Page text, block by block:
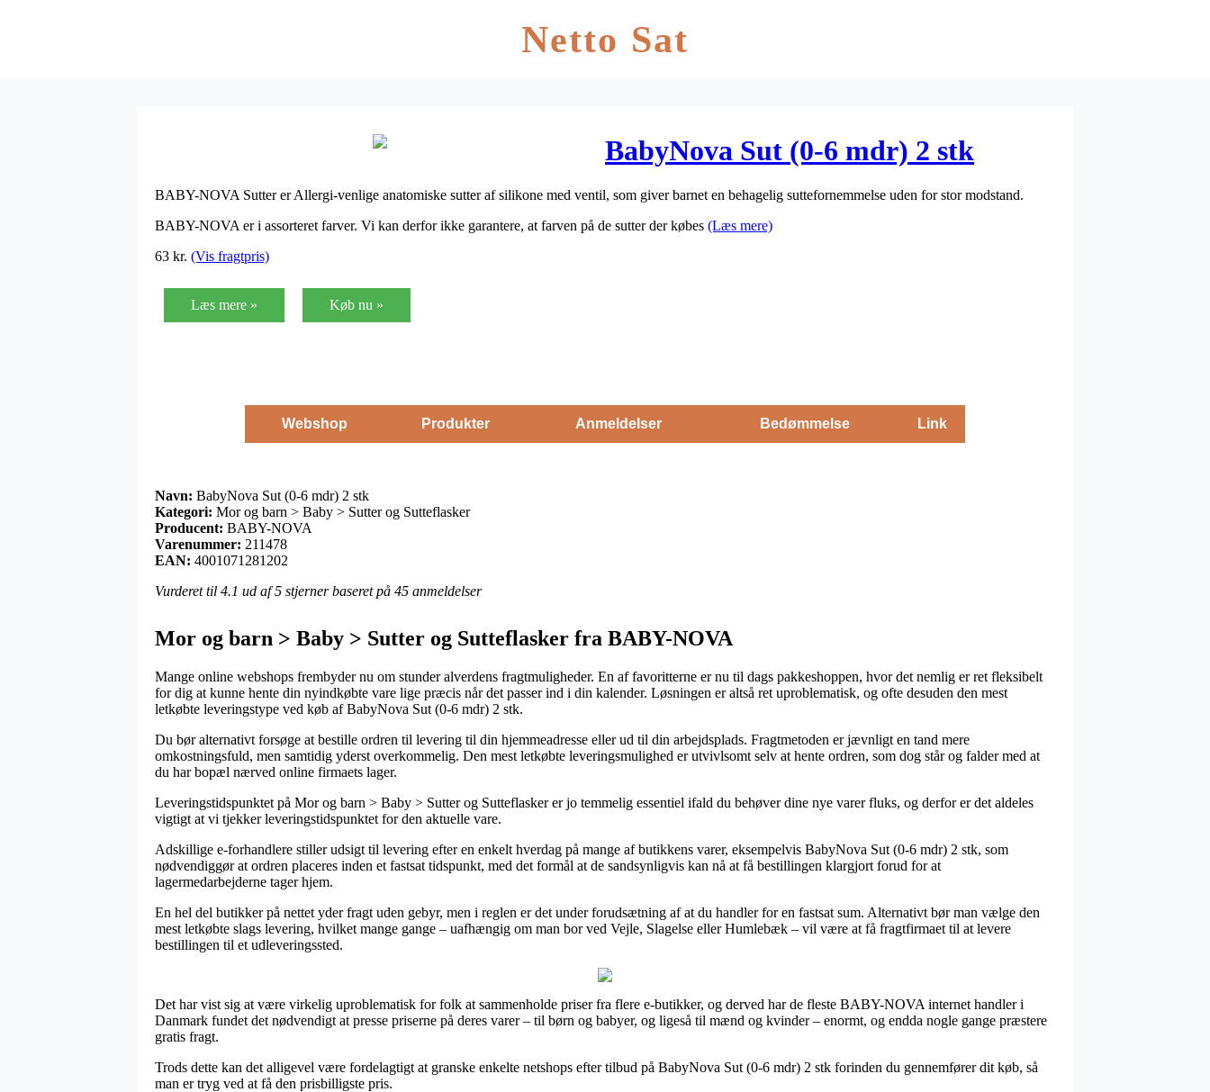
Netto Sat
BabyNova Sut (0-6 mdr) 2 stk
BABY-NOVA Sutter er Allergi-venlige anatomiske sutter af silikone med ventil, som giver barnet en behagelig suttefornemmelse uden for stor modstand.
BABY-NOVA er i assorteret farver. Vi kan derfor ikke garantere, at farven på de sutter der købes (Læs mere)
63 kr. (Vis fragtpris)
Læs mere » Køb nu »
Webshop Produkter Anmeldelser Bedømmelse Link
Navn: BabyNova Sut (0-6 mdr) 2 stk
Kategori: Mor og barn > Baby > Sutter og Sutteflasker
Producent: BABY-NOVA
Varenummer: 211478
EAN: 4001071281202
Vurderet til 4.1 ud af 5 stjerner baseret på 45 anmeldelser
Mor og barn > Baby > Sutter og Sutteflasker fra BABY-NOVA
Mange online webshops frembyder nu om stunder alverdens fragtmuligheder. En af favoritterne er nu til dags pakkeshoppen, hvor det nemlig er ret fleksibelt
for dig at kunne hente din nyindkøbte vare lige præcis når det passer ind i din kalender. Løsningen er altså ret uproblematisk, og ofte desuden den mest
letkøbte leveringstype ved køb af BabyNova Sut (0-6 mdr) 2 stk.
Du bør alternativt forsøge at bestille ordren til levering til din hjemmeadresse eller ud til din arbejdsplads. Fragtmetoden er jævnligt en tand mere
omkostningsfuld, men samtidig yderst overkommelig. Den mest letkøbte leveringsmulighed er utvivlsomt selv at hente ordren, som dog står og falder med at
du har bopæl nærved online firmaets lager.
Leveringstidspunktet på Mor og barn > Baby > Sutter og Sutteflasker er jo temmelig essentiel ifald du behøver dine nye varer fluks, og derfor er det aldeles
vigtigt at vi tjekker leveringstidspunktet for den aktuelle vare.
Adskillige e-forhandlere stiller udsigt til levering efter en enkelt hverdag på mange af butikkens varer, eksempelvis BabyNova Sut (0-6 mdr) 2 stk, som
nødvendiggør at ordren placeres inden et fastsat tidspunkt, med det formål at de sandsynligvis kan nå at få bestillingen klargjort forud for at
lagermedarbejderne tager hjem.
En hel del butikker på nettet yder fragt uden gebyr, men i reglen er det under forudsætning af at du handler for en fastsat sum. Alternativt bør man vælge den
mest letkøbte slags levering, hvilket mange gange – uafhængig om man bor ved Vejle, Slagelse eller Humlebæk – vil være at få fragtfirmaet til at levere
bestillingen til et udleveringssted.
Det har vist sig at være virkelig uproblematisk for folk at sammenholde priser fra flere e-butikker, og derved har de fleste BABY-NOVA internet handler i
Danmark fundet det nødvendigt at presse priserne på deres varer – til børn og babyer, og ligeså til mænd og kvinder – enormt, og endda nogle gange præstere
gratis fragt.
Trods dette kan det alligevel være fordelagtigt at granske enkelte netshops efter tilbud på BabyNova Sut (0-6 mdr) 2 stk forinden du gennemfører dit køb, så
man er tryg ved at få den prisbilligste pris.